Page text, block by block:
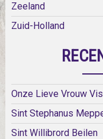
Zeeland
Zuid-Holland
Onze Lieve Vrouw
Sint Stephanus
Sint Willibrord Beilen